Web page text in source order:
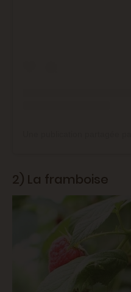
2) La framboise